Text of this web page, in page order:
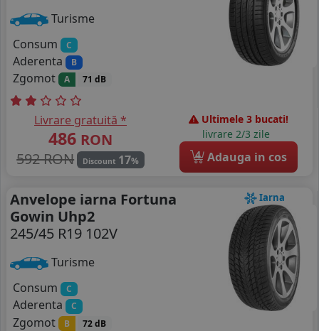
Turisme
Consum
C
Aderenta B
Zgomot A 71 dB
Livrare gratuită *
486 RON
592 RON
Discount 17%
Ultimele 3 bucati!
livrare 2/3 zile
4 Adauga in cos
Iarna
Anvelope iarna Fortuna
Gowin Uhp2
245/45 R19 102V
Turisme
Consum
C
Aderenta C
Zgomot B 72 dB